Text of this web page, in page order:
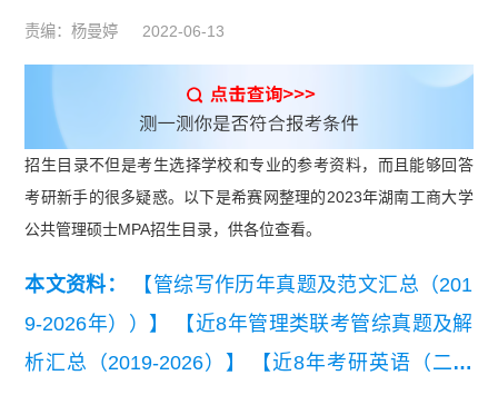
责编：杨曼婷 2022-06-13
招生目录不但是考生选择学校和专业的参考资料，而且能够回答
考研新手的很多疑惑。以下是希赛网整理的2023年湖南工商大学
公共管理硕士MPA招生目录，供各位查看。
本文资料：
【管综写作历年真题及范文汇总（201
9-2026年））】
【近8年管理类联考管综真题及解
析汇总（2019-2026）】
【近8年考研英语（二）